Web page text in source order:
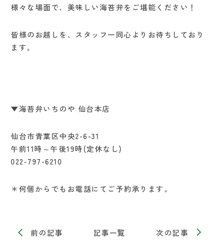
様々な場面で、美味しい海苔弁をご堪能ください！
皆様のお越しを、スタッフ一同心よりお待ちしており
ます。
▼海苔弁いちのや 仙台本店
仙台市青葉区中央2-6-31
午前11時～午後19時(定休なし)
022-797-6210
＊何個からでもお電話にてご予約承ります。
前の記事 記事一覧 次の記事